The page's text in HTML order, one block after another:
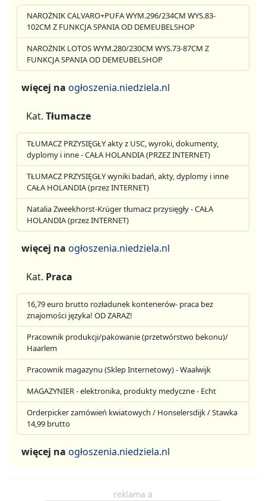
NAROŻNIK CALVARO+PUFA WYM.296/234CM WYS.83-
102CM Z FUNKCJA SPANIA OD DEMEUBELSHOP
NAROŻNIK LOTOS WYM.280/230CM WYS.73-87CM Z
FUNKCJA SPANIA OD DEMEUBELSHOP
więcej na ogłoszenia.niedziela.nl
Kat. Tłumacze
TŁUMACZ PRZYSIĘGŁY akty z USC, wyroki, dokumenty,
dyplomy i inne - CAŁA HOLANDIA (PRZEZ INTERNET)
TŁUMACZ PRZYSIĘGŁY wyniki badań, akty, dyplomy i inne
CAŁA HOLANDIA (przez INTERNET)
Natalia Zweekhorst-Krüger tłumacz przysięgły - CAŁA
HOLANDIA (przez INTERNET)
więcej na ogłoszenia.niedziela.nl
Kat. Praca
16,79 euro brutto rozładunek kontenerów- praca bez
znajomości języka! OD ZARAZ!
Pracownik produkcji/pakowanie (przetwórstwo bekonu)/
Haarlem
Pracownik magazynu (Sklep Internetowy) - Waalwijk
MAGAZYNIER - elektronika, produkty medyczne - Echt
Orderpicker zamówień kwiatowych / Honselersdijk / Stawka
14,99 brutto
więcej na ogłoszenia.niedziela.nl
reklama a